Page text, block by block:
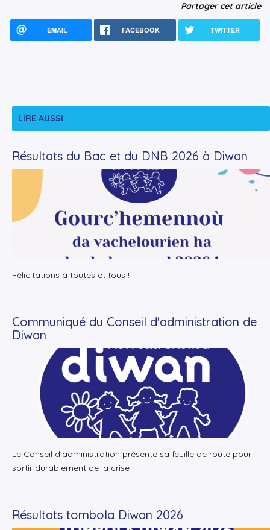
Partager cet article
EMAIL FACEBOOK TWITTER
LIRE AUSSI
Résultats du Bac et du DNB 2026 à Diwan
+Lire la suite
Félicitations à toutes et tous !
Communiqué du Conseil d'administration de
Diwan
+ Lire la suite
Le Conseil d'administration présente sa feuille de route pour
sortir durablement de la crise
Résultats tombola Diwan 2026